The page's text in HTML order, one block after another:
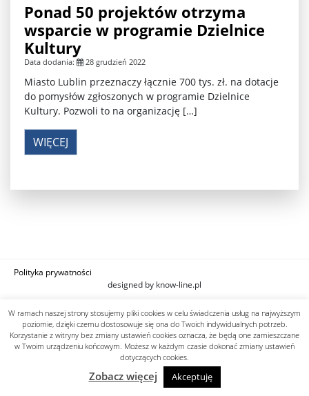
Ponad 50 projektów otrzyma
wsparcie w programie Dzielnice
Kultury
Data dodania: 28 grudzień 2022
Miasto Lublin przeznaczy łącznie 700 tys. zł. na dotacje
do pomysłów zgłoszonych w programie Dzielnice
Kultury. Pozwoli to na organizację […]
WIĘCEJ
Polityka prywatności
designed by know-line.pl
W ramach naszej strony stosujemy pliki cookies w celu świadczenia usług na najwyższym
poziomie, dzięki czemu dostosowuje się ona do Twoich indywidualnych potrzeb.
Korzystanie z witryny bez zmiany ustawień cookies oznacza, że będą one zamieszczane
w Twoim urządzeniu końcowym. Możesz w każdym czasie dokonać zmiany ustawień
dotyczących cookies.
Zobacz więcej Akceptuję